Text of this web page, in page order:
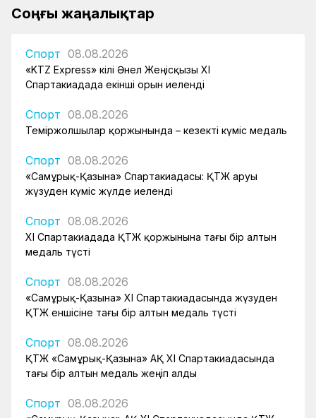
Соңғы жаңалықтар
Спорт 08.08.2026
«KTZ Express» өкілі Әнел Жеңісқызы XI
Спартакиадада екінші орын иеленді
Спорт 08.08.2026
Теміржолшылар қоржынында – кезекті күміс медаль
Спорт 08.08.2026
«Самұрық-Қазына» Спартакиадасы: ҚТЖ аруы
жүзуден күміс жүлде иеленді
Спорт 08.08.2026
XI Спартакиадада ҚТЖ қоржынына тағы бір алтын
медаль түсті
Спорт 08.08.2026
«Самұрық-Қазына» XI Спартакиадасында жүзуден
ҚТЖ еншісіне тағы бір алтын медаль түсті
Спорт 08.08.2026
ҚТЖ «Самұрық-Қазына» АҚ XI Спартакиадасында
тағы бір алтын медаль жеңіп алды
Спорт 08.08.2026